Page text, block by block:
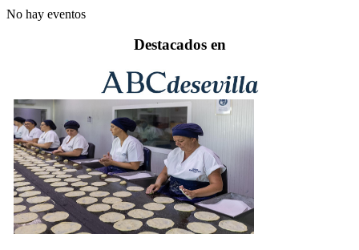
No hay eventos
Destacados en